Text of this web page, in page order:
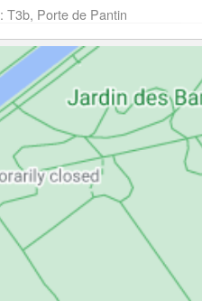
: T3b, Porte de Pantin